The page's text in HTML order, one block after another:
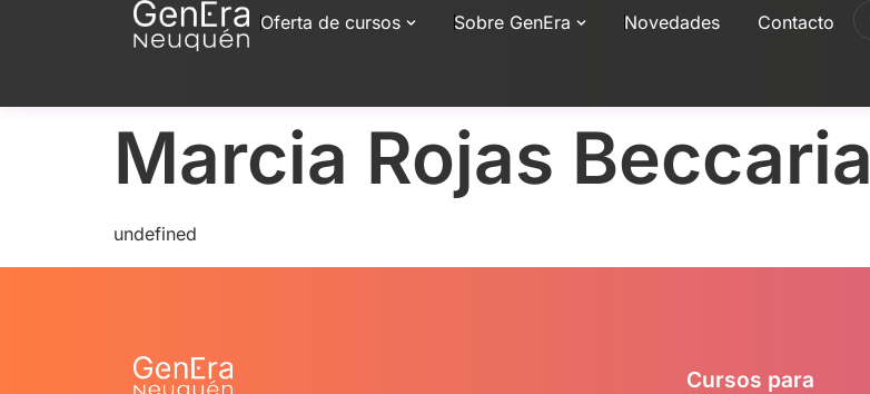
Oferta de cursos Sobre GenEra Novedades Contacto
Marcia Rojas Beccaria
undefined
Cursos para